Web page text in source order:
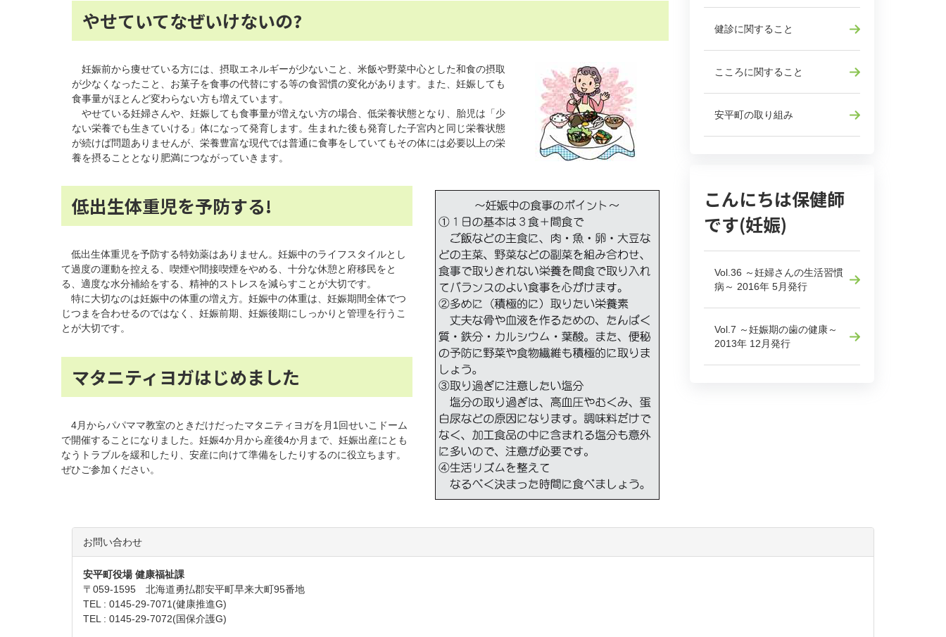
やせていてなぜいけないの?
妊娠前から痩せている方には、摂取エネルギーが少ないこと、米飯や野菜中心とした和食の摂取
が少なくなったこと、お菓子を食事の代替にする等の食習慣の変化があります。また、妊娠しても
食事量がほとんど変わらない方も増えています。
やせている妊婦さんや、妊娠しても食事量が増えない方の場合、低栄養状態となり、胎児は「少
ない栄養でも生きていける」体になって発育します。生まれた後も発育した子宮内と同じ栄養状態
が続けば問題ありませんが、栄養豊富な現代では普通に食事をしていてもその体には必要以上の栄
養を摂ることとなり肥満につながっていきます。
低出生体重児を予防する!
低出生体重児を予防する特効薬はありません。妊娠中のライフスタイルとし
て過度の運動を控える、喫煙や間接喫煙をやめる、十分な休憩と府移民をと
る、適度な水分補給をする、精神的ストレスを減らすことが大切です。
特に大切なのは妊娠中の体重の増え方。妊娠中の体重は、妊娠期間全体でつ
じつまを合わせるのではなく、妊娠前期、妊娠後期にしっかりと管理を行うこ
とが大切です。
マタニティヨガはじめました
4月からパパママ教室のときだけだったマタニティヨガを月1回せいこドーム
で開催することになりました。妊娠4か月から産後4か月まで、妊娠出産にとも
なうトラブルを緩和したり、安産に向けて準備をしたりするのに役立ちます。
ぜひご参加ください。
健診に関すること
こころに関すること
安平町の取り組み
こんにちは保健師
です(妊娠)
Vol.36 ～妊婦さんの生活習慣
病～ 2016年 5月発行
Vol.7 ～妊娠期の歯の健康～
2013年 12月発行
お問い合わせ
安平町役場 健康福祉課
〒059-1595 北海道勇払郡安平町早来大町95番地
TEL : 0145-29-7071(健康推進G)
TEL : 0145-29-7072(国保介護G)